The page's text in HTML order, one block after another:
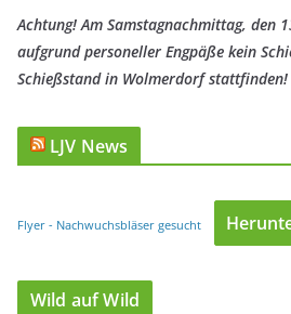
Achtung! Am Samstagnachmittag, den
aufgrund personeller Engpäße kein
Schießstand in Wolmerdorf stattfinden!
LJV News
Flyer - Nachwuchsbläser gesucht
Wild auf Wild